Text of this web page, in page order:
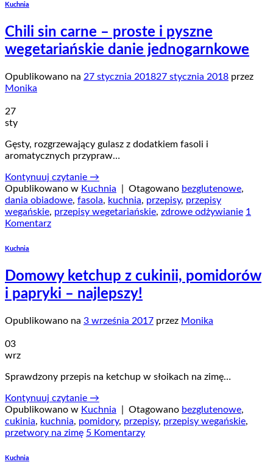
Kuchnia
Chili sin carne – proste i pyszne
wegetariańskie danie jednogarnkowe
Opublikowano na 27 stycznia 201827 stycznia 2018 przez
Monika
27
sty
Gęsty, rozgrzewający gulasz z dodatkiem fasoli i
aromatycznych przypraw…
Kontynuuj czytanie →
Opublikowano w Kuchnia Otagowano bezglutenowe,
dania obiadowe, fasola, kuchnia, przepisy, przepisy
wegańskie, przepisy wegetariańskie, zdrowe odżywianie 1
Komentarz
Kuchnia
Domowy ketchup z cukinii, pomidorów
i papryki – najlepszy!
Opublikowano na 3 września 2017 przez Monika
03
wrz
Sprawdzony przepis na ketchup w słoikach na zimę…
Kontynuuj czytanie →
Opublikowano w Kuchnia Otagowano bezglutenowe,
cukinia, kuchnia, pomidory, przepisy, przepisy wegańskie,
przetwory na zimę 5 Komentarzy
Kuchnia